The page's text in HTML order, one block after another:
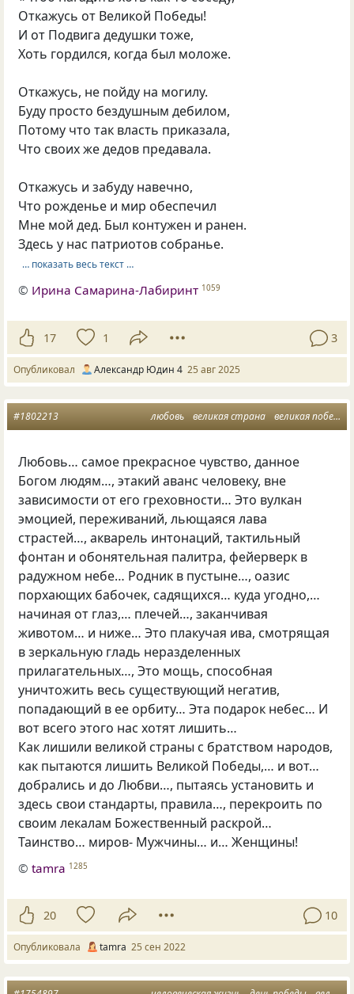
Откажусь от Великой Победы!
И от Подвига дедушки тоже,
Хоть гордился, когда был моложе.
Откажусь, не пойду на могилу.
Буду просто бездушным дебилом,
Потому что так власть приказала,
Что своих же дедов предавала.
Откажусь и забуду навечно,
Что рожденье и мир обеспечил
Мне мой дед. Был контужен и ранен.
Здесь у нас патриотов собранье.
… показать весь текст …
© Ирина Самарина-Лабиринт 1059
17 1 3
Опубликовал Александр Юдин 4 25 авг 2025
любовь великая страна великая победа
#1802213
Любовь… самое прекрасное чувство, данное
Богом людям…, этакий аванс человеку, вне
зависимости от его греховности… Это вулкан
эмоцией, переживаний, льющаяся лава
страстей…, акварель интонаций, тактильный
фонтан и обонятельная палитра, фейерверк в
радужном небе… Родник в пустыне…, оазис
порхающих бабочек, садящихся… куда угодно,…
начиная от глаз,… плечей…, заканчивая
животом… и ниже… Это плакучая ива, смотрящая
в зеркальную гладь неразделенных
прилагательных…, Это мощь, способная
уничтожить весь существующий негатив,
попадающий в ее орбиту… Эта подарок небес… И
вот всего этого нас хотят лишить…
Как лишили великой страны с братством народов,
как пытаются лишить Великой Победы,… и вот…
добрались и до Любви…, пытаясь установить и
здесь свои стандарты, правила…, перекроить по
своим лекалам Божественный раскрой…
Таинство… миров- Мужчины… и… Женщины!
©tamra 1285
20 10
Опубликовала tamra 25 сен 2022